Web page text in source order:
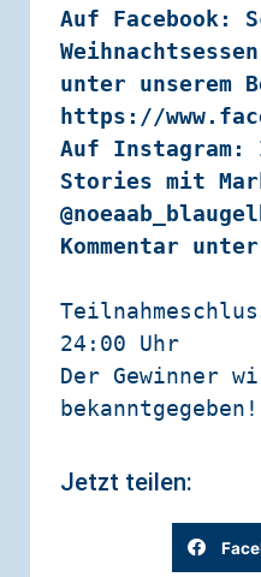
Auf Facebook:
unter unserem
https://
Auf Instagram:
Stories mit
Kommentar
24:00 Uhr
Der Gewinner
bekanntgegeben!
Jetzt teilen: